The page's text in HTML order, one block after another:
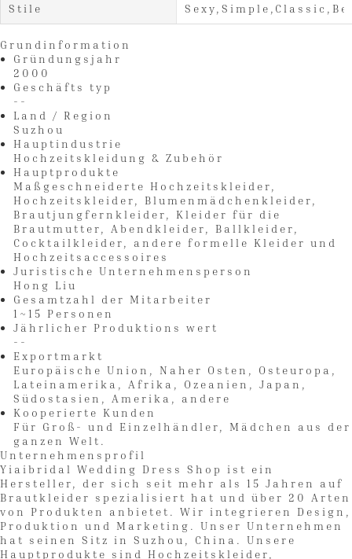
Stile
Grundinformation
Gründungsjahr
2000
Geschäfts typ
--
Land / Region
Suzhou
Hauptindustrie
Hochzeitskleidung & Zubehör
Hauptprodukte
Maßgeschneiderte Hochzeitskleider,
Hochzeitskleider, Blumenmädchenkleider,
Brautjungfernkleider, Kleider für die
Brautmutter, Abendkleider, Ballkleider,
Cocktailkleider, andere formelle Kleider und
Hochzeitsaccessoires
Juristische Unternehmensperson
Hong Liu
Gesamtzahl der Mitarbeiter
1~15 Personen
Jährlicher Produktions wert
--
Exportmarkt
Europäische Union, Naher Osten, Osteuropa,
Lateinamerika, Afrika, Ozeanien, Japan,
Südostasien, Amerika, andere
Kooperierte Kunden
Für Groß- und Einzelhändler, Mädchen aus der
ganzen Welt.
Unternehmensprofil
Yiaibridal Wedding Dress Shop ist ein
Hersteller, der sich seit mehr als 15 Jahren auf
Brautkleider spezialisiert hat und über 20 Arten
von Produkten anbietet. Wir integrieren Design,
Produktion und Marketing. Unser Unternehmen
hat seinen Sitz in Suzhou, China. Unsere
Hauptprodukte sind Hochzeitskleider,